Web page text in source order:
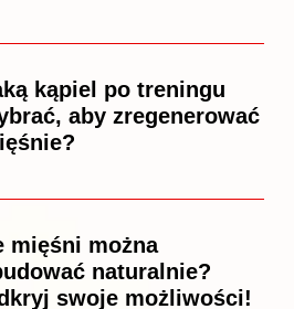
kąpiel po treningu
aby zregenerować
mięśni można
naturalnie?
swoje możliwości!